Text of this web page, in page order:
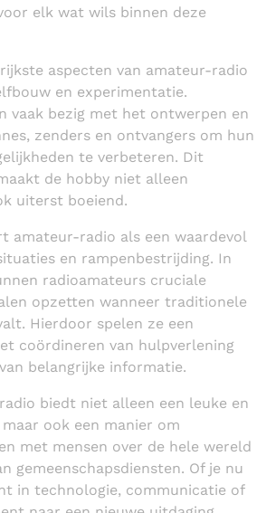
elk wat wils binnen deze
aspecten van amateur-radio
en experimentatie.
vaak bezig met het ontwerpen en
zenders en ontvangers om hun
te verbeteren. Dit
de hobby niet alleen
uiterst boeiend.
amateur-radio als een waardevol
en rampenbestrijding. In
radioamateurs cruciale
opzetten wanneer traditionele
Hierdoor spelen ze een
coördineren van hulpverlening
belangrijke informatie.
biedt niet alleen een leuke en
ook een manier om
met mensen over de hele wereld
gemeenschapsdiensten. Of je nu
in technologie, communicatie of